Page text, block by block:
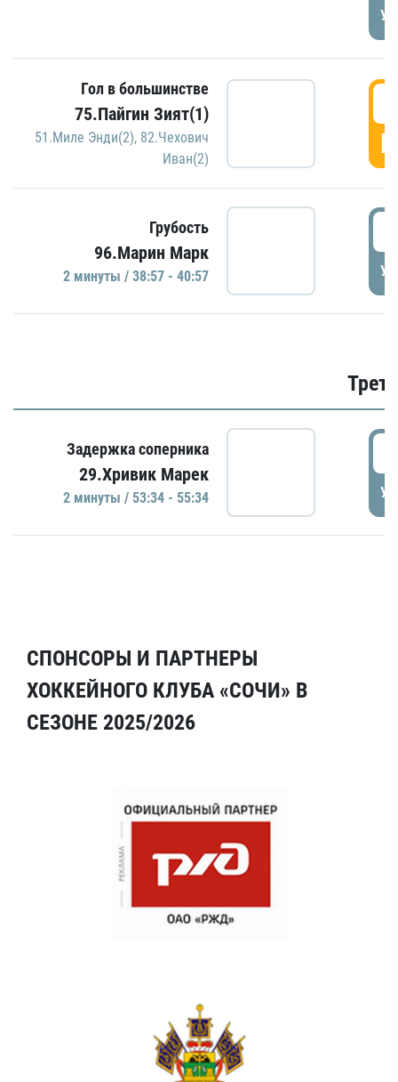
Гол в большинстве
75.Пайгин Зият(1)
51.Миле Энди(2), 82.Чехович
Иван(2)
Грубость
96.Марин Марк
2 минуты / 38:57 - 40:57
Задержка соперника
29.Хривик Марек
2 минуты / 53:34 - 55:34
СПОНСОРЫ И ПАРТНЕРЫ
ХОККЕЙНОГО КЛУБА «СОЧИ» В
СЕЗОНЕ 2025/2026